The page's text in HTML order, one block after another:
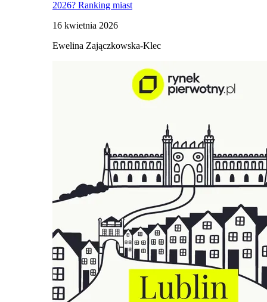
2026? Ranking miast
16 kwietnia 2026
Ewelina Zajączkowska-Klec